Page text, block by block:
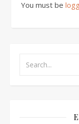
You must be